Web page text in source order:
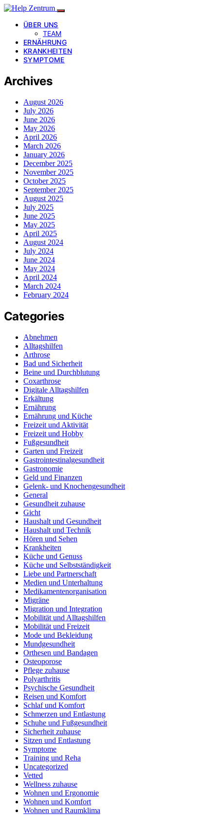
ÜBER UNS
TEAM
ERNÄHRUNG
KRANKHEITEN
SYMPTOME
Archives
August 2026
July 2026
June 2026
May 2026
April 2026
March 2026
January 2026
December 2025
November 2025
October 2025
September 2025
August 2025
July 2025
June 2025
May 2025
April 2025
August 2024
July 2024
June 2024
May 2024
April 2024
March 2024
February 2024
Categories
Abnehmen
Alltagshilfen
Arthrose
Bad und Sicherheit
Beine und Durchblutung
Coxarthrose
Digitale Alltagshilfen
Erkältung
Ernährung
Ernährung und Küche
Freizeit und Aktivität
Freizeit und Hobby
Fußgesundheit
Garten und Freizeit
Gastrointestinalgesundheit
Gastronomie
Geld und Finanzen
Gelenk- und Knochengesundheit
General
Gesundheit zuhause
Gicht
Haushalt und Gesundheit
Haushalt und Technik
Hören und Sehen
Krankheiten
Küche und Genuss
Küche und Selbstständigkeit
Liebe und Partnerschaft
Medien und Unterhaltung
Medikamentenorganisation
Migräne
Migration und Integration
Mobilität und Alltagshilfen
Mobilität und Freizeit
Mode und Bekleidung
Mundgesundheit
Orthesen und Bandagen
Osteoporose
Pflege zuhause
Polyarthritis
Psychische Gesundheit
Reisen und Komfort
Schlaf und Komfort
Schmerzen und Entlastung
Schuhe und Fußgesundheit
Sicherheit zuhause
Sitzen und Entlastung
Symptome
Training und Reha
Uncategorized
Vetted
Wellness zuhause
Wohnen und Ergonomie
Wohnen und Komfort
Wohnen und Raumklima